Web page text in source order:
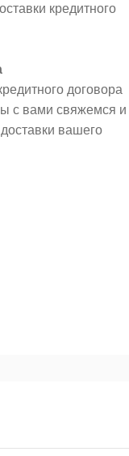
кредитного
договора
с вами свяжемся и
вашего